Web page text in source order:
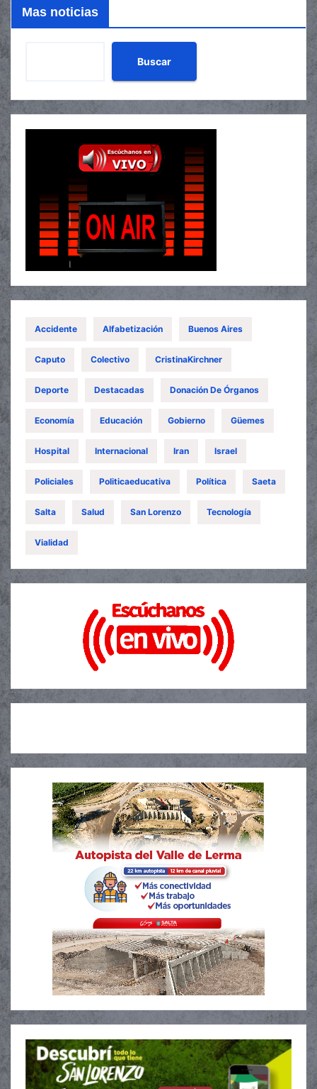
Mas noticias
Buscar
Accidente Alfabetización Buenos Aires
Caputo Colectivo CristinaKirchner
Deporte Destacadas Donación De Órganos
Economía Educación Gobierno Güemes
Hospital Internacional Iran Israel
Policiales Politicaeducativa Política Saeta
Salta Salud San Lorenzo Tecnología
Vialidad